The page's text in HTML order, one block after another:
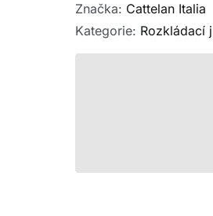
Značka: Cattelan Italia
Kategorie: Rozkládací